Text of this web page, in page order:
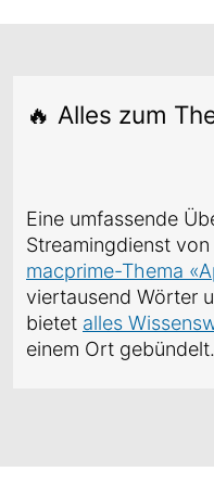
🔥 Alles zum
Eine umfassende
Streamingdienst
macprime-Thema
viertausend Wörter
bietet alles
einem Ort gebündelt.